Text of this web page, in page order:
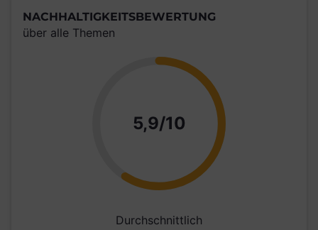
NACHHALTIGKEITSBEWERTUNG
über alle Themen
5,9/10 Punkte
Durchschnittlich